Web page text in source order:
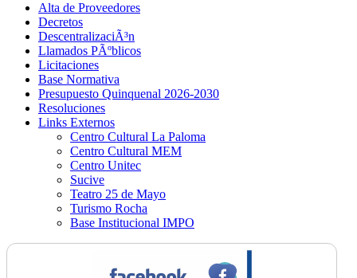
Alta de Proveedores
Decretos
DescentralizaciÃ³n
Llamados PÃºblicos
Licitaciones
Base Normativa
Presupuesto Quinquenal 2026-2030
Resoluciones
Links Externos
Centro Cultural La Paloma
Centro Cultural MEM
Centro Unitec
Sucive
Teatro 25 de Mayo
Turismo Rocha
Base Institucional IMPO